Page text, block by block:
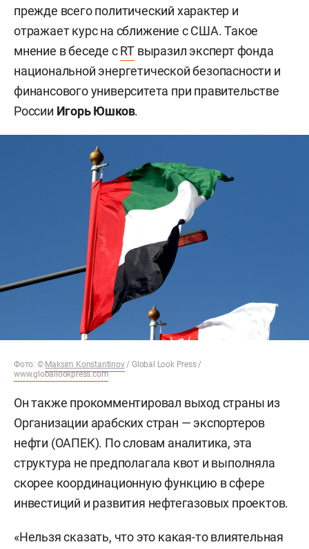
прежде всего политический характер и
отражает курс на сближение с США. Такое
мнение в беседе сRT выразил эксперт фонда
национальной энергетической безопасности и
финансового университета при правительстве
России Игорь Юшков.
Фото: © Maksim Konstantinov/ Global Look Press /
www.globallookpress.com
Он также прокомментировал выход страны из
Организации арабских стран — экспортеров
нефти (ОАПЕК). По словам аналитика, эта
структура не предполагала квот и выполняла
скорее координационную функцию в сфере
инвестиций и развития нефтегазовых проектов.
«Нельзя сказать, что это какая-то влиятельная